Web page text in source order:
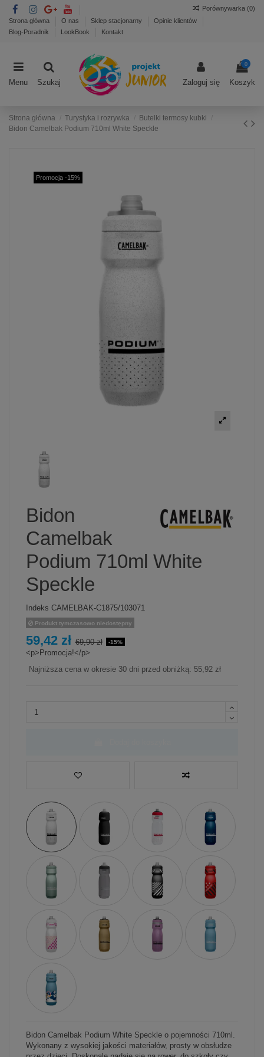
Strona główna O nas Sklep stacjonarny
Opinie klientów
Blog-Poradnik
LookBook Kontakt
Porównywarka (0)
Menu Szukaj Zaloguj się
0
Koszyk
Strona główna Turystyka i rozrywka
Butelki termosy kubki
Bidon Camelbak Podium 710ml White Speckle
Promocja -15%
Bidon
Camelbak
Podium 710ml White
Speckle
Indeks CAMELBAK-C1875/103071
Produkt tymczasowo niedostępny
59,42 zł 69,90 zł -15%
<p>Promocja!</p>
Najniższa cena w okresie 30 dni przed obniżką: 55,92 zł
Bidon Camelbak Podium White Speckle o pojemności 710ml.
Wykonany z wysokiej jakości materiałów, prosty w obsłudze